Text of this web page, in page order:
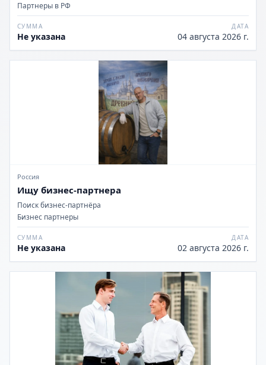
Партнеры в РФ
СУММА
Не указана
ДАТА
04 августа 2026 г.
Россия
Ищу бизнес-партнера
Поиск бизнес-партнёра
Бизнес партнеры
СУММА
Не указана
ДАТА
02 августа 2026 г.